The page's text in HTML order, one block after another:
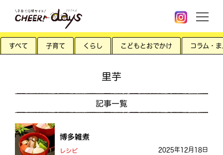
すべて 子育て くらし こどもとおでかけ コラム・
里芋
記事一覧
博多雑煮
レシピ 2025年12月18日